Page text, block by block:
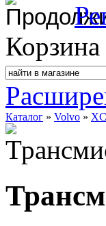
Корзина
Каталог » Volvo »